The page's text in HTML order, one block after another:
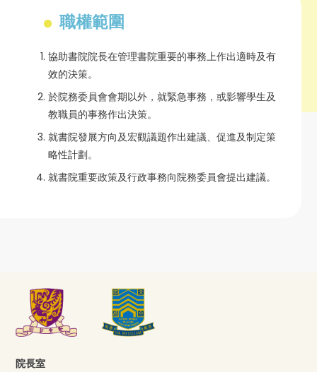
職權範圍
協助書院院長在管理書院重要的事務上作出適時及有
效的決策。
於院務委員會會期以外，就緊急事務，或影響學生及
教職員的事務作出決策。
就書院發展方向及宏觀議題作出建議、促進及制定策
略性計劃。
就書院重要政策及行政事務向院務委員會提出建議。
院長室